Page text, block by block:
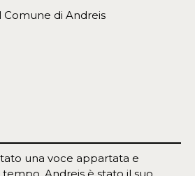
Comune di Andreis
una voce appartata e